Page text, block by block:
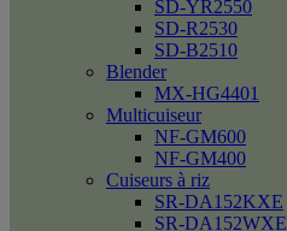
SD-YR2550
SD-R2530
SD-B2510
Blender
MX-HG4401
Multicuiseur
NF-GM600
NF-GM400
Cuiseurs à riz
SR-DA152KXE
SR-DA152WXE